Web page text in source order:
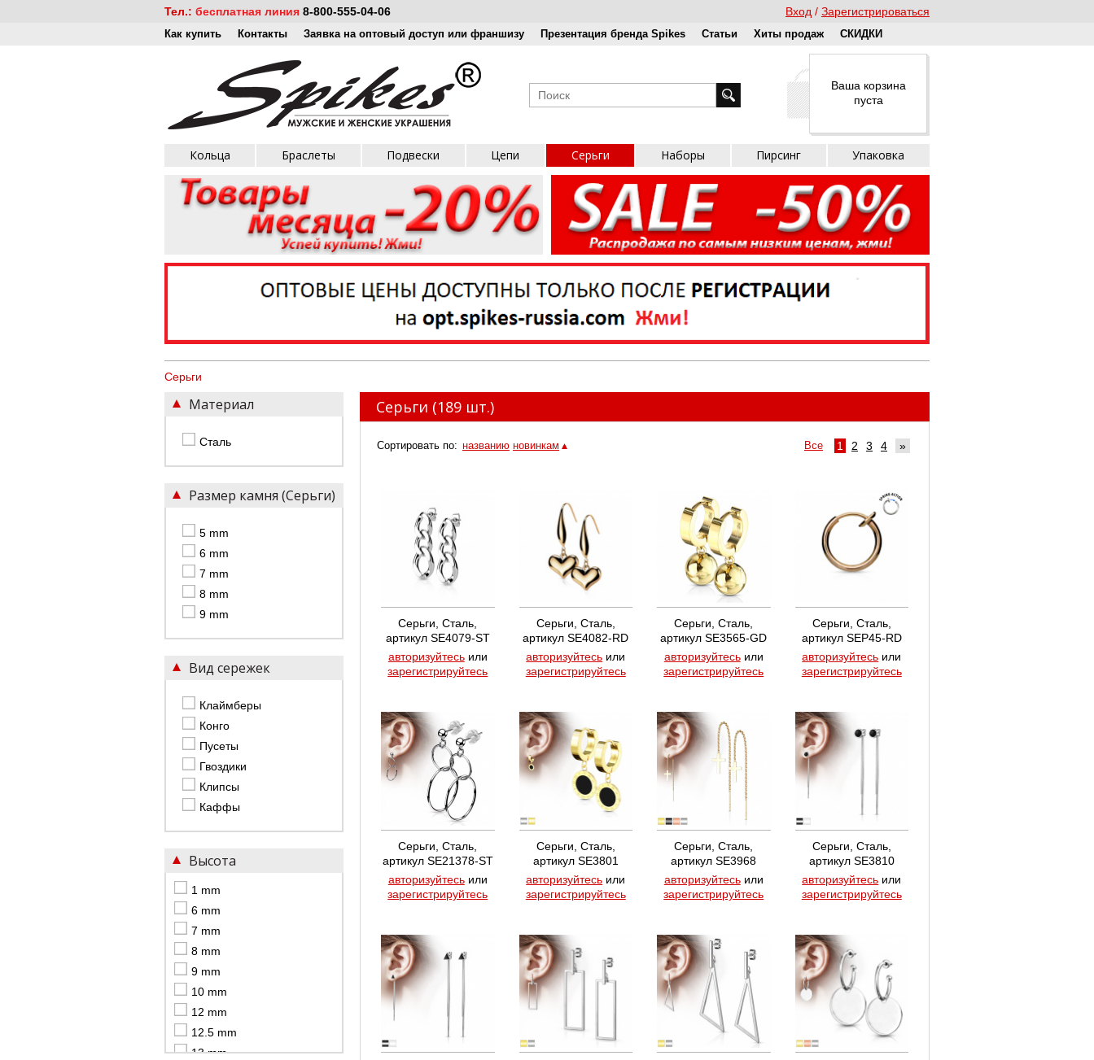
Тел.: бесплатная линия 8-800-555-04-06 Вход Зарегистрироваться
Как купить Контакты Заявка на оптовый доступ или франшизу Презентация бренда Spikes Статьи Хиты продаж СКИДКИ
Ваша корзина
пуста
Кольца Браслеты Подвески Цепи Серьги Наборы Пирсинг Упаковка
Серьги
Материал
Сталь
Размер камня (Серьги)
5 mm
6 mm
7 mm
8 mm
9 mm
Вид сережек
Клаймберы
Конго
Пусеты
Гвоздики
Клипсы
Каффы
Высота
1 mm
6 mm
7 mm
8 mm
9 mm
10 mm
12 mm
12.5 mm
13 mm
Серьги (189 шт.)
Сортировать по: названию новинкам Все 1 2 3 4 »
Серьги, Сталь,
артикул SE4079-ST
авторизуйтесьили
зарегистрируйтесь
Серьги, Сталь,
артикул SE4082-RD
авторизуйтесь или
зарегистрируйтесь
Серьги, Сталь,
артикул SE3565-GD
авторизуйтесьили
зарегистрируйтесь
Серьги, Сталь,
артикул SEP45-RD
авторизуйтесь или
зарегистрируйтесь
Серьги, Сталь,
артикул SE21378-ST
авторизуйтесьили
зарегистрируйтесь
Серьги, Сталь,
артикул SE3801
авторизуйтесь или
зарегистрируйтесь
Серьги, Сталь,
артикул SE3968
авторизуйтесьили
зарегистрируйтесь
Серьги, Сталь,
артикул SE3810
авторизуйтесь или
зарегистрируйтесь